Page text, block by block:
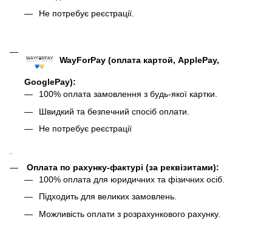
Не потребує реєстрації.
WayForPay (оплата картой, ApplePay,
GooglePay):
100% оплата замовлення з будь-якої картки.
Швидкий та безпечний спосіб оплати.
Не потребує реєстрації
Оплата по рахунку-фактурі (за реквізитами):
100% оплата для юридичних та фізичних осіб.
Підходить для великих замовлень.
Можливість оплати з розрахункового рахунку.